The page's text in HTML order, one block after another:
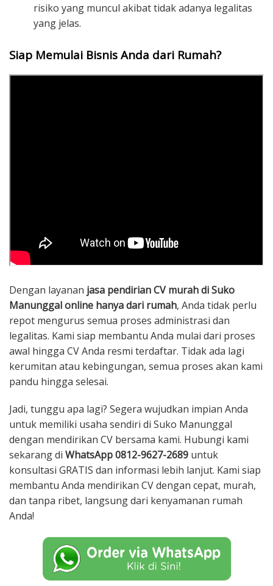
risiko yang muncul akibat tidak adanya legalitas
yang jelas.
Siap Memulai Bisnis Anda dari Rumah?
Dengan layanan jasa pendirian CV murah di Suko
Manunggal online hanya dari rumah, Anda tidak perlu
repot mengurus semua proses administrasi dan
legalitas. Kami siap membantu Anda mulai dari proses
awal hingga CV Anda resmi terdaftar. Tidak ada lagi
kerumitan atau kebingungan, semua proses akan kami
pandu hingga selesai.
Jadi, tunggu apa lagi? Segera wujudkan impian Anda
untuk memiliki usaha sendiri di Suko Manunggal
dengan mendirikan CV bersama kami. Hubungi kami
sekarang di WhatsApp 0812-9627-2689 untuk
konsultasi GRATIS dan informasi lebih lanjut. Kami siap
membantu Anda mendirikan CV dengan cepat, murah,
dan tanpa ribet, langsung dari kenyamanan rumah
Anda!